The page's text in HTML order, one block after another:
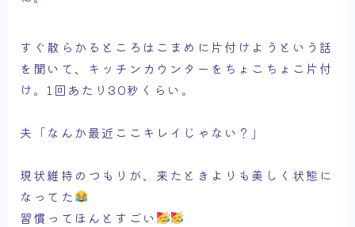
すぐ散らかるところはこまめに片付けようという話
を聞いて、キッチンカウンターをちょこちょこ片付
け。1回あたり30秒くらい。
夫「なんか最近ここキレイじゃない？」
現状維持のつもりが、来たときよりも美しく状態に
なってた
習慣ってほんとすごい